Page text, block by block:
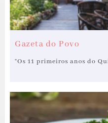
Gazeta do Povo
“Os 11 primeiros anos do